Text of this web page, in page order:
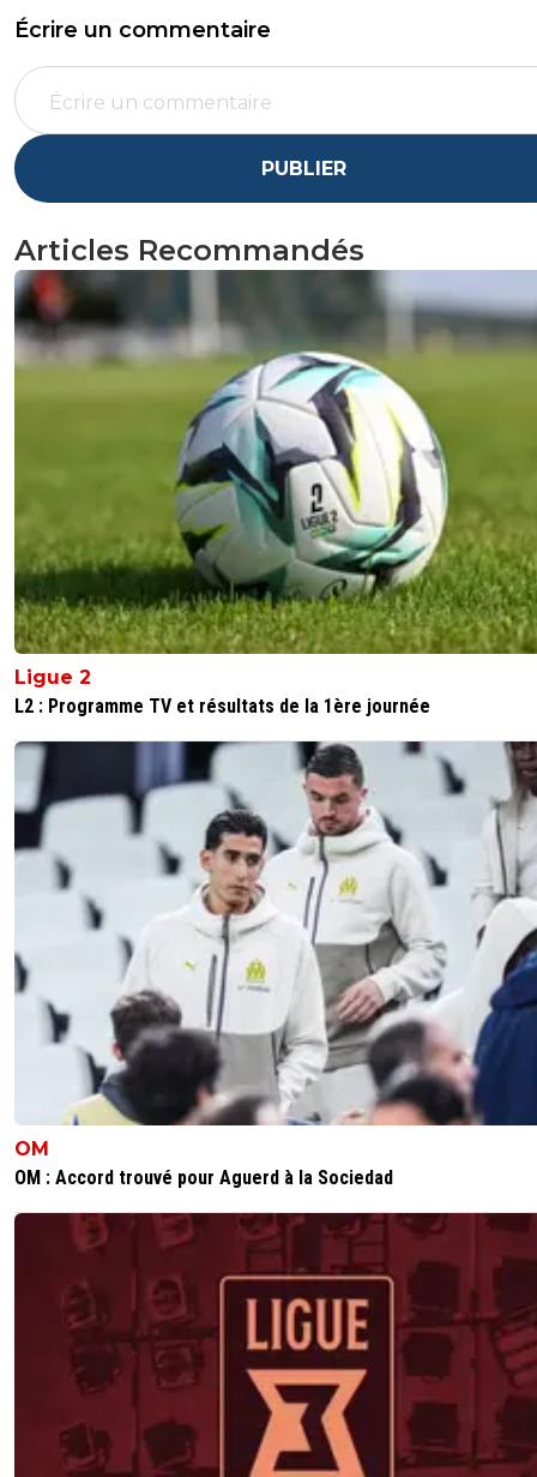
Écrire un commentaire
PUBLIER
Articles Recommandés
Ligue 2
L2 : Programme TV et résultats de la 1ère journée
OM
OM : Accord trouvé pour Aguerd à la Sociedad